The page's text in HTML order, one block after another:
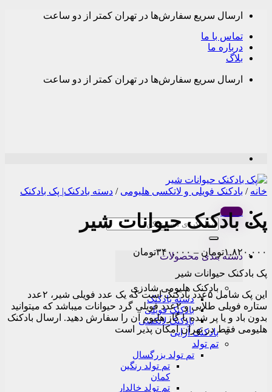
Skip
content
ارسال سریع سفارش‌ها در تهران کمتر از دو ساعت
تماس با ما
درباره ما
بلاگ
ارسال سریع سفارش‌ها در تهران کمتر از دو ساعت
Menu
جستجو
برای:
دسته بندی محصولات
بادکنک هلیومی شادزی
دسته بادکنک
بادکنک فویلی
بادکنک لاتکسی
بادکنک آرایی
تم تولد
تم تولد بزرگسال
تم تولد رنگین
کمان
تم تولد خالدار
خانه / بادکنک فویلی و لاتکسی هلیومی / دسته بادکنک| پک بادکنک
پک بادکنک حیوانات شیر
۱,۸۲۰,۰۰۰تومان – ۳۴۰,۰۰۰تومان
۱,۸۲۰,۰۰۰تومان
پک بادکنک حیوانات شیر
این پک شامل ۵عدد بادکنک است که یک عدد فویلی شیر، ۲عدد
ستاره فویلی طلایی و ۲عدد فویلی گرد حیوانات میباشد که میتوانید
بدون باد و یا پر شده با گاز هلیوم آن را سفارش دهید. ارسال بادکنک
هلیومی فقط در تهران امکان پذیر است